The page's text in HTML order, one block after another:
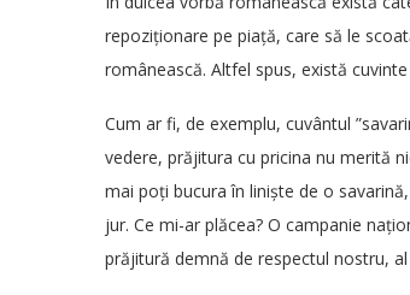
repoziționare pe piață, care să le
românească. Altfel spus, există
Cum ar fi, de exemplu, cuvântul
vedere, prăjitura cu pricina nu merită
mai poți bucura în liniște de o
jur. Ce mi-ar plăcea? O campanie
prăjitură demnă de respectul nostru,